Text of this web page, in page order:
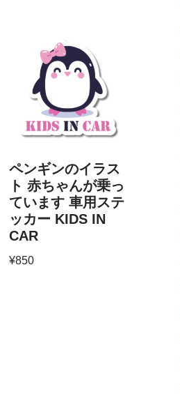
ペンギンのイラス
ト 赤ちゃんが乗っ
ています 車用ステ
ッカー KIDS IN
CAR
¥850